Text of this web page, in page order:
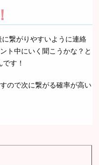
繋がりやすいように連絡
ト中にいく聞こうかな？と
す！
ので次に繋がる確率が高い